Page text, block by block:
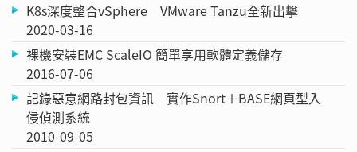
K8s深度整合vSphere VMware Tanzu全新出擊
2020-03-16
裸機安裝EMC ScaleIO 簡單享用軟體定義儲存
2016-07-06
記錄惡意網路封包資訊 實作Snort＋BASE網頁型入
侵偵測系統
2010-09-05